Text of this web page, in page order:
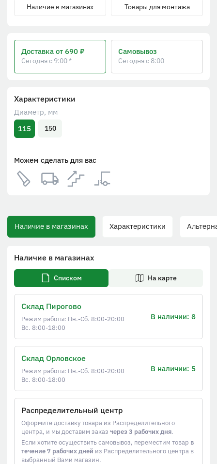
Характеристики
Диаметр, мм
115
150
Можем сделать для вас
Наличие в магазинах Товары для монтажа
Доставка от 690 ₽
Сегодня с 9:00 *
Самовывоз
Сегодня с 8:00
Наличие в магазинах Характеристики
Наличие в магазинах
Списком На карте
Склад Пирогово
Режим работы: Пн.-Сб. 8:00-20:00
Вс. 8:00-18:00
В наличии: 8
Склад Орловское
Режим работы: Пн.-Сб. 8:00-20:00
Вс. 8:00-18:00
В наличии: 5
Распределительный центр
Оформите доставку товара из Распределительного
центра, и мы доставим заказ через 3 рабочих дня.
Если хотите осуществить самовывоз, переместим товар в
течение 7 рабочих дней из Распределительного центра в
выбранный Вами магазин.